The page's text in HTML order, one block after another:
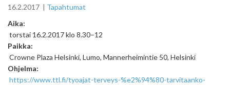
16.2.2017 | Tapahtumat
Aika:
torstai 16.2.2017 klo 8.30–12
Paikka:
Crowne Plaza Helsinki, Lumo, Mannerheimintie 50, Helsinki
Ohjelma:
https://www.ttl.fi/tyoajat-terveys-%e2%94%80-tarvitaanko-